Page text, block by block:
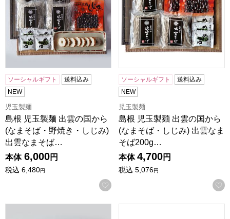
ソーシャルギフト
送料込み
NEW
児玉製麺
島根 児玉製麺 出雲の国から
(なまそば・野焼き・しじみ)
出雲なまそば…
本体 6,000円
税込 6,480円
お気に入りに登録する
ソーシャルギフト
送料込み
NEW
児玉製麺
島根 児玉製麺 出雲の国から
(なまそば・しじみ) 出雲なま
そば200g…
本体 4,700円
税込 5,076円